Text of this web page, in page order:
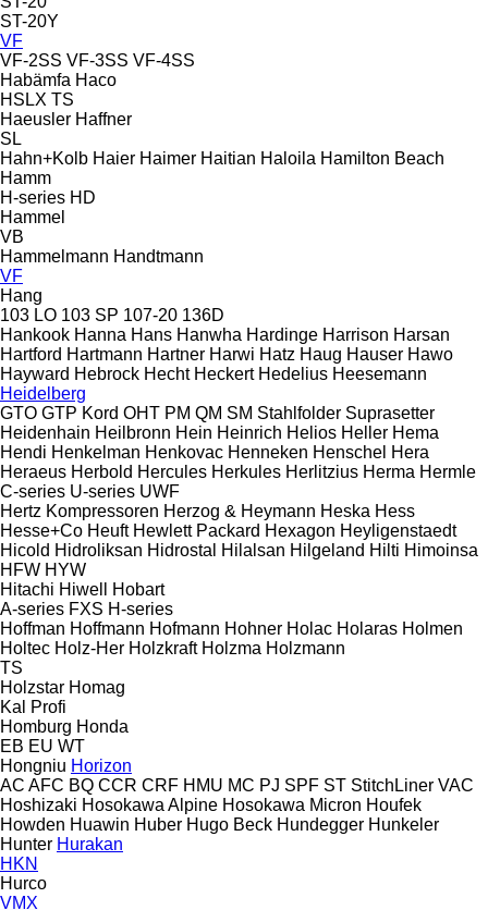
ST-20Y
VF
VF-2SS VF-3SS VF-4SS
Habämfa Haco
HSLX TS
Haeusler Haffner
SL
Hahn+Kolb Haier Haimer Haitian Haloila Hamilton Beach
Hamm
H-series HD
Hammel
VB
Hammelmann Handtmann
VF
Hang
103 LO 103 SP 107-20 136D
Hankook Hanna Hans Hanwha Hardinge Harrison Harsan
Hartford Hartmann Hartner Harwi Hatz Haug Hauser Hawo
Hayward Hebrock Hecht Heckert Hedelius Heesemann
Heidelberg
GTO GTP Kord OHT PM QM SM Stahlfolder Suprasetter
Heidenhain Heilbronn Hein Heinrich Helios Heller Hema
Hendi Henkelman Henkovac Henneken Henschel Hera
Heraeus Herbold Hercules Herkules Herlitzius Herma Hermle
C-series U-series UWF
Hertz Kompressoren Herzog & Heymann Heska Hess
Hesse+Co Heuft Hewlett Packard Hexagon Heyligenstaedt
Hicold Hidroliksan Hidrostal Hilalsan Hilgeland Hilti Himoinsa
HFW HYW
Hitachi Hiwell
Hobart
A-series FXS H-series
Hoffman Hoffmann Hofmann Hohner Holac Holaras Holmen
Holtec Holz-Her Holzkraft Holzma Holzmann
TS
Holzstar Homag
Kal
Profi
Homburg Honda
EB EU WT
Hongniu Horizon
AC AFC BQ CCR CRF HMU MC PJ SPF ST StitchLiner VAC
Hoshizaki Hosokawa Alpine Hosokawa Micron Houfek
Howden Huawin Huber Hugo Beck Hundegger Hunkeler
Hunter Hurakan
HKN
Hurco
VMX